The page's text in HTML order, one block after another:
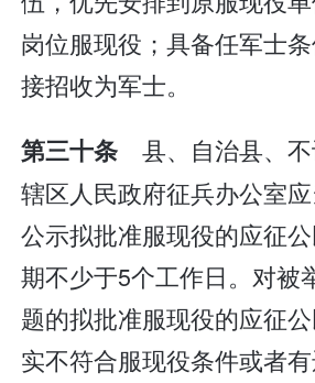
岗位服现役；具备任军士
接招收为军士。
第三十条 县、自治县、
辖区人民政府征兵办公室
公示拟批准服现役的应征
期不少于5个工作日。对被
题的拟批准服现役的应征
实不符合服现役条件或者